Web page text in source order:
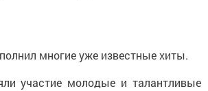
многие уже известные хиты.
участие молодые и талантливые